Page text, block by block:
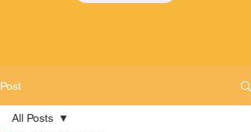
Post
All Posts